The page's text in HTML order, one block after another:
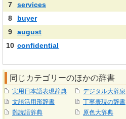
7
services
8
buyer
9
august
10 confidential
同じカテゴリーのほかの辞書
実用日本語表現辞典
文語活用形辞書
難読語辞典
デジタル大辞泉
丁寧表現の辞書
原色大辞典